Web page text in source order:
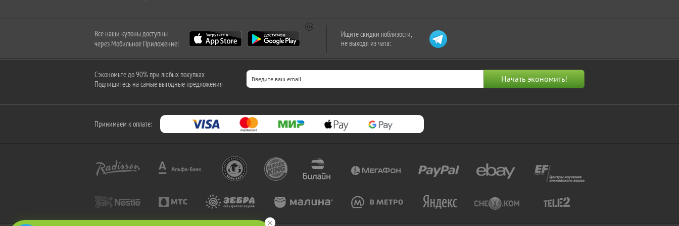
Все наши купоны доступны
через Мобильное Приложение:
Ищите скидки поблизости,
не выходя из чата:
Сэкономьте до 90% при любых покупках
Подпишитесь на самые выгодные предложения
Принимаем к оплате: